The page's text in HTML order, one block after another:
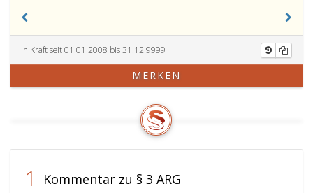
darf
der
nur
dies
Grund
mit
Feiertagen
eingearbeitet
ausfallende
Arbeitszeit
die
der
In Kraft seit 01.01.2008 bis 31.12.9999
MERKEN
1 Kommentar zu § 3 ARG